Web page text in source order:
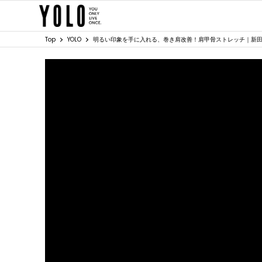
Top YOLO 明るい印象を手に入れる、巻き肩改善！肩甲骨ストレッチ｜新